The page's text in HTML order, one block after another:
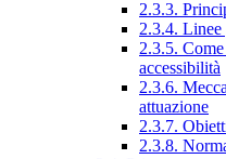
2.3.3.
2.3.4. Linee
2.3.5.
accessibilità
2.3.6.
attuazione
2.3.7.
2.3.8.